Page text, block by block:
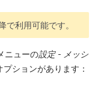
で利用可能です。
ニューの設定 - メッシ
ションがあります：